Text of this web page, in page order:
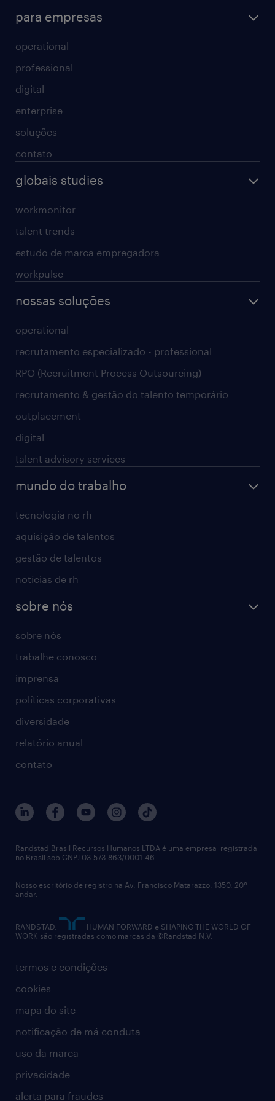
para empresas
operational
professional
digital
enterprise
soluções
contato
globais studies
workmonitor
talent trends
estudo de marca empregadora
workpulse
nossas soluções
operational
recrutamento especializado - professional
RPO (Recruitment Process Outsourcing)
recrutamento & gestão do talento temporário
outplacement
digital
talent advisory services
mundo do trabalho
tecnologia no rh
aquisição de talentos
gestão de talentos
notícias de rh
sobre nós
sobre nós
trabalhe conosco
imprensa
políticas corporativas
diversidade
relatório anual
contato
termos e condições
cookies
mapa do site
notificação de má conduta
uso da marca
privacidade
alerta para fraudes
Randstad Brasil Recursos Humanos LTDA é uma empresa registrada
no Brasil sob CNPJ 03.573.863/0001-46.
Nosso escritório de registro na Av. Francisco Matarazzo, 1350, 20º
andar.
RANDSTAD,
HUMAN FORWARD e SHAPING THE WORLD OF
WORK são registradas como marcas da ©Randstad N.V.